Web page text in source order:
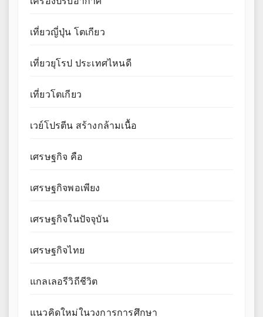
เที่ยวญี่ปุ่น โตเกียว
เที่ยวยุโรป ประเทศไหนดี
เที่ยวโตเกียว
เวย์โปรตีน สร้างกล้ามเนื้อ
เศรษฐกิจ คือ
เศรษฐกิจพอเพียง
เศรษฐกิจในปัจจุบัน
เศรษฐกิจไทย
แกลเลอรีวิถีชีวิต
แนวคิดใหม่ในวงการการศึกษา